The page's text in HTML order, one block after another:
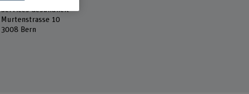
Services Gesundheit
Murtenstrasse 10
3008 Bern